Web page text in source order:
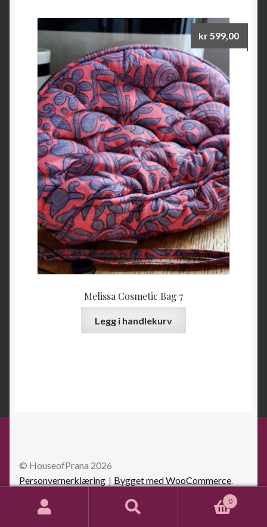
Melissa Cosmetic Bag 7
kr599,00
Legg i handlekurv
© HouseofPrana 2026
Personvernerklæring
Bygget med WooCommerce
0